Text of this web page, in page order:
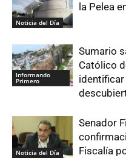
Noticia del Día
la Pelea
Informando
Primero
Sumario
Católico
identificar
Noticia del Día
Senador
Fiscalía